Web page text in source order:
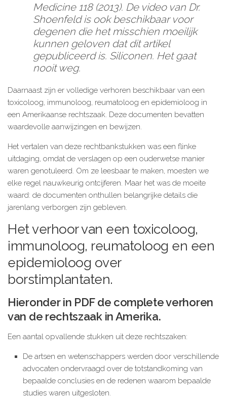
Medicine 118 (2013). De video van Dr.
Shoenfeld is ook beschikbaar voor
degenen die het misschien moeilijk
kunnen geloven dat dit artikel
gepubliceerd is. Siliconen. Het gaat
nooit weg.
Daarnaast zijn er volledige verhoren beschikbaar van een
toxicoloog, immunoloog, reumatoloog en epidemioloog in
een Amerikaanse rechtszaak. Deze documenten bevatten
waardevolle aanwijzingen en bewijzen.
Het vertalen van deze rechtbankstukken was een flinke
uitdaging, omdat de verslagen op een ouderwetse manier
waren genotuleerd. Om ze leesbaar te maken, moesten we
elke regel nauwkeurig ontcijferen. Maar het was de moeite
waard: de documenten onthullen belangrijke details die
jarenlang verborgen zijn gebleven.
Het verhoor van een toxicoloog,
immunoloog, reumatoloog en een
epidemioloog over
borstimplantaten.
Hieronder in PDF de complete verhoren
van de rechtszaak in Amerika.
Een aantal opvallende stukken uit deze rechtszaken:
De artsen en wetenschappers werden door verschillende
advocaten ondervraagd over de totstandkoming van
bepaalde conclusies en de redenen waarom bepaalde
studies waren uitgesloten.